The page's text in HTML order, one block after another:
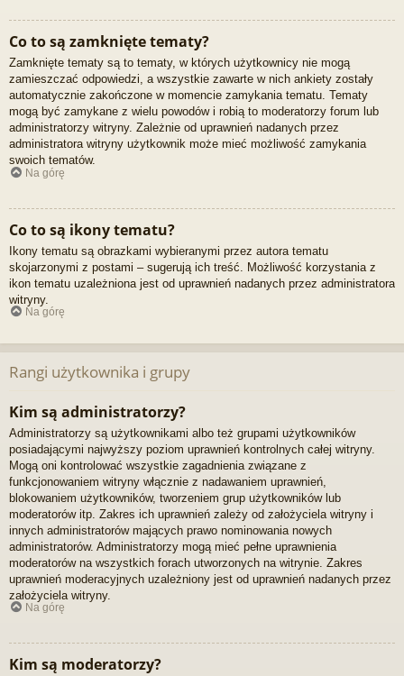
Co to są zamknięte tematy?
Zamknięte tematy są to tematy, w których użytkownicy nie mogą
zamieszczać odpowiedzi, a wszystkie zawarte w nich ankiety zostały
automatycznie zakończone w momencie zamykania tematu. Tematy
mogą być zamykane z wielu powodów i robią to moderatorzy forum lub
administratorzy witryny. Zależnie od uprawnień nadanych przez
administratora witryny użytkownik może mieć możliwość zamykania
swoich tematów.
Na górę
Co to są ikony tematu?
Ikony tematu są obrazkami wybieranymi przez autora tematu
skojarzonymi z postami – sugerują ich treść. Możliwość korzystania z
ikon tematu uzależniona jest od uprawnień nadanych przez administratora
witryny.
Na górę
Rangi użytkownika i grupy
Kim są administratorzy?
Administratorzy są użytkownikami albo też grupami użytkowników
posiadającymi najwyższy poziom uprawnień kontrolnych całej witryny.
Mogą oni kontrolować wszystkie zagadnienia związane z
funkcjonowaniem witryny włącznie z nadawaniem uprawnień,
blokowaniem użytkowników, tworzeniem grup użytkowników lub
moderatorów itp. Zakres ich uprawnień zależy od założyciela witryny i
innych administratorów mających prawo nominowania nowych
administratorów. Administratorzy mogą mieć pełne uprawnienia
moderatorów na wszystkich forach utworzonych na witrynie. Zakres
uprawnień moderacyjnych uzależniony jest od uprawnień nadanych przez
założyciela witryny.
Na górę
Kim są moderatorzy?